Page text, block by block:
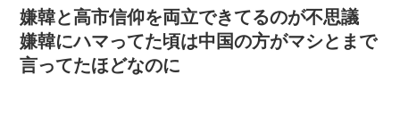
嫌韓と高市信仰を両立できてるのが不思議
嫌韓にハマってた頃は中国の方がマシとまで
言ってたほどなのに